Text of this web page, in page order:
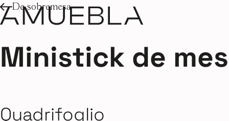
De sobremesa
Ministick de
Quadrifoglio